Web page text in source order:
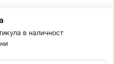
в наличност